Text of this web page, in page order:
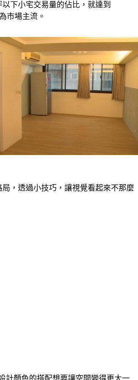
下小宅交易量的佔比，就達到
市場主流。
，透過小技巧，讓視覺看起來不那麼
計顏色的搭配想要讓空間變得更大一